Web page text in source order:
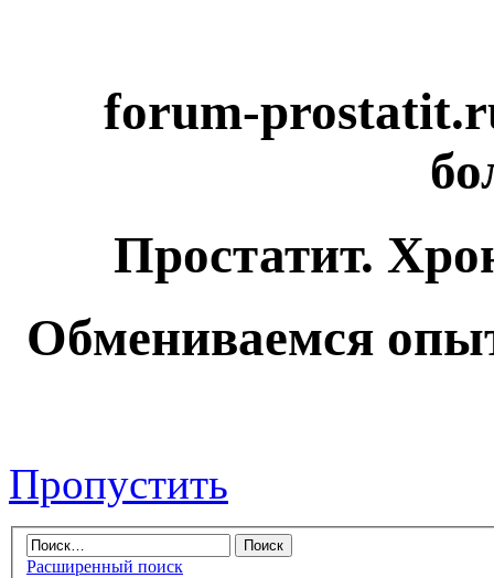
forum-
Простатит.
Обмениваемся
Пропустить
Расширенный поиск